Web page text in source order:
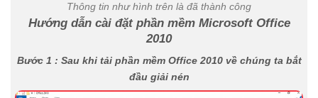
Thông tin như hình trên là đã thành công
Hướng dẫn cài đặt phần mềm Microsoft Office
2010
Bước 1 : Sau khi tải phần mềm Office 2010 về chúng ta bắt
đầu giải nén